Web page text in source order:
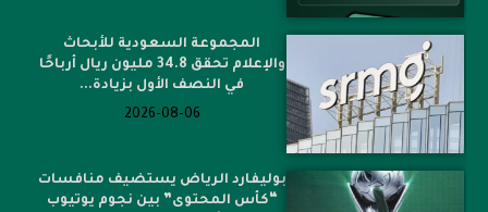
المجموعة السعودية للأبحاث
والإعلام تحقق 34.8 مليون ريال أرباحًا
في النصف الأول بزيادة...
2026-08-06
بوليفارد الرياض يستضيف منافسات
“كأس المحتوى” بين نجوم يوتيوب